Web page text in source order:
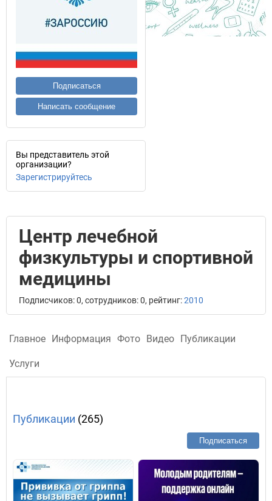
Подписаться
Написать сообщение
Вы представитель этой
организации?
Зарегистрируйтесь
Центр лечебной
физкультуры и спортивной
медицины
Подписчиков: 0, сотрудников: 0, рейтинг:2010
Главное Информация Фото Видео Публикации
Услуги
Публикации (265)
Подписаться